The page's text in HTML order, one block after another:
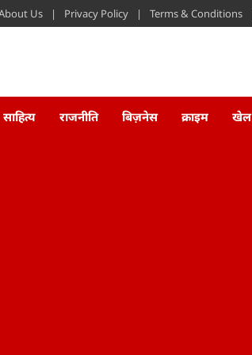
Us Privacy Policy Terms & Conditions
साहित्य राजनीति बिज़नेस क्राइम खेल